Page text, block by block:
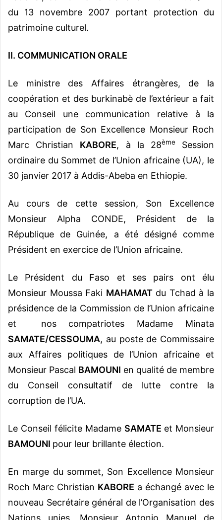
du 13 novembre 2007 portant protection du
patrimoine culturel.
II. COMMUNICATION ORALE
Le ministre des Affaires étrangères, de la
coopération et des burkinabè de l’extérieur a fait
au Conseil une communication relative à la
participation de Son Excellence Monsieur Roch
Marc Christian KABORE, à la 28èmeSession
ordinaire du Sommet de l’Union africaine (UA), le
30 janvier 2017 à Addis-Abeba en Ethiopie.
Au cours de cette session, Son Excellence
Monsieur Alpha CONDE, Président de la
République de Guinée, a été désigné comme
Président en exercice de l’Union africaine.
Le Président du Faso et ses pairs ont élu
Monsieur Moussa Faki MAHAMATdu Tchad à la
présidence de la Commission de l’Union africaine
et nos compatriotes Madame Minata
SAMATE/CESSOUMA, au poste de Commissaire
aux Affaires politiques de l’Union africaine et
Monsieur Pascal BAMOUNI en qualité de membre
du Conseil consultatif de lutte contre la
corruption de l’UA.
Le Conseil félicite Madame SAMATE et Monsieur
BAMOUNI pour leur brillante élection.
En marge du sommet, Son Excellence Monsieur
Roch Marc Christian KABORE a échangé avec le
nouveau Secrétaire général de l’Organisation des
Nations unies, Monsieur Antonio Manuel de